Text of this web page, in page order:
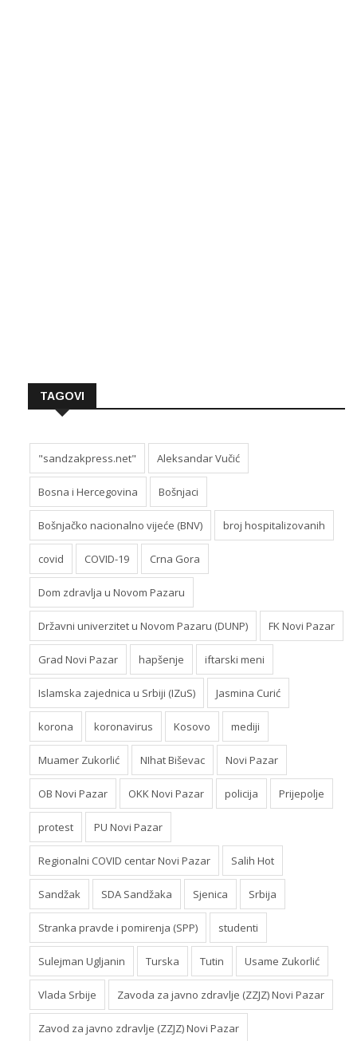
TAGOVI
"sandzakpress.net" Aleksandar Vučić
Bosna i Hercegovina Bošnjaci
Bošnjačko nacionalno vijeće (BNV) broj hospitalizovanih
covid COVID-19 Crna Gora
Dom zdravlja u Novom Pazaru
Državni univerzitet u Novom Pazaru (DUNP) FK Novi Pazar
Grad Novi Pazar hapšenje iftarski meni
Islamska zajednica u Srbiji (IZuS) Jasmina Curić
korona koronavirus Kosovo mediji
Muamer Zukorlić NIhat Biševac Novi Pazar
OB Novi Pazar OKK Novi Pazar policija Prijepolje
protest PU Novi Pazar
Regionalni COVID centar Novi Pazar Salih Hot
Sandžak SDA Sandžaka Sjenica Srbija
Stranka pravde i pomirenja (SPP) studenti
Sulejman Ugljanin Turska Tutin Usame Zukorlić
Vlada Srbije Zavoda za javno zdravlje (ZZJZ) Novi Pazar
Zavod za javno zdravlje (ZZJZ) Novi Pazar